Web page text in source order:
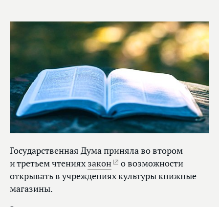
Государственная Дума приняла во втором
и третьем чтениях закон
о возможности
открывать в учреждениях культуры книжные
магазины.